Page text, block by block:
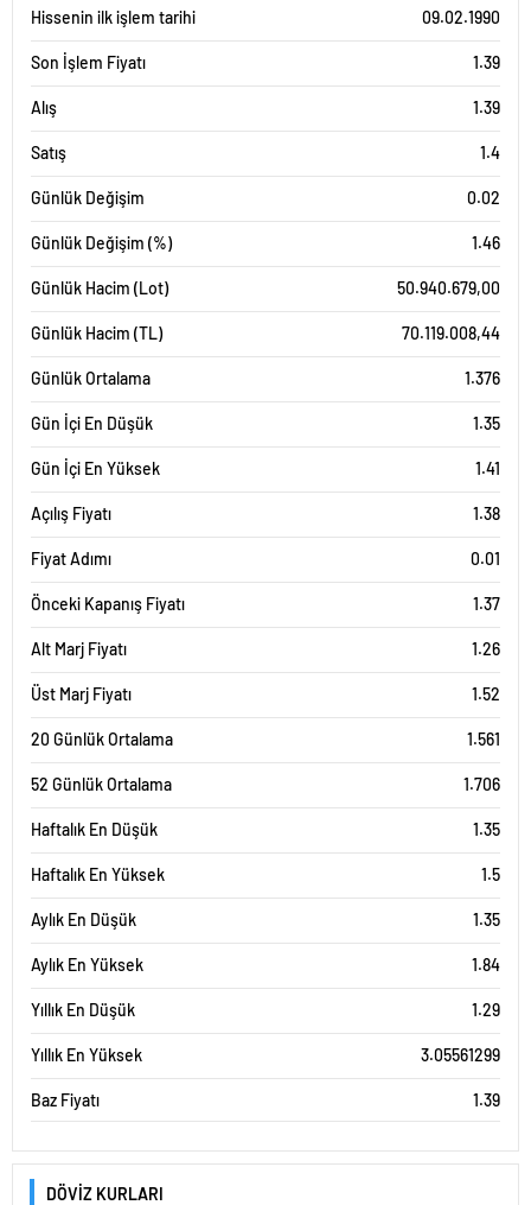
Hissenin ilk işlem tarihi 09.02.1990
Son İşlem Fiyatı 1.39
Alış 1.39
Satış 1.4
Günlük Değişim 0.02
Günlük Değişim (%) 1.46
Günlük Hacim (Lot) 50.940.679,00
Günlük Hacim (TL) 70.119.008,44
Günlük Ortalama 1.376
Gün İçi En Düşük 1.35
Gün İçi En Yüksek 1.41
Açılış Fiyatı 1.38
Fiyat Adımı 0.01
Önceki Kapanış Fiyatı 1.37
Alt Marj Fiyatı 1.26
Üst Marj Fiyatı 1.52
20 Günlük Ortalama 1.561
52 Günlük Ortalama 1.706
Haftalık En Düşük 1.35
Haftalık En Yüksek 1.5
Aylık En Düşük 1.35
Aylık En Yüksek 1.84
Yıllık En Düşük 1.29
Yıllık En Yüksek 3.05561299
Baz Fiyatı 1.39
DÖVİZ KURLARI